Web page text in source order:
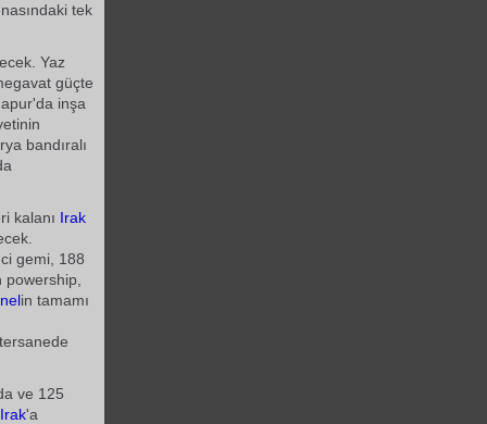
tek
Yaz
güçte
inşa
bandıralı
kalanı Irak
gemi, 188
in tamamı
ve 125
Irak'a